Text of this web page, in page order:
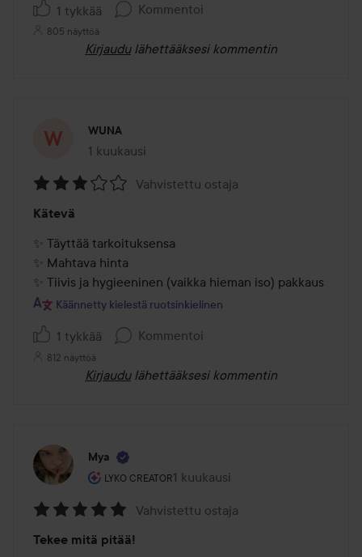
1 tykkää Kommentoi
805 näyttöä
Kirjaudu lähettääksesi kommentin
WUNA
1 kuukausi
Viesti luotiin 1 kuukausi
3
Vahvistettu ostaja
Kätevä
✨ Täyttää tarkoituksensa
✨ Mahtava hinta
Käännetty kielestä ruotsinkielinen
1 tykkää Kommentoi
812 näyttöä
Kirjaudu lähettääksesi kommentin
Mya
LYKO CREATOR
Käyttäjän rooli: Lyko Creator.
1 kuukausi
Viesti luotiin 1 kuukausi
5
Vahvistettu ostaja
Tekee mitä pitää!